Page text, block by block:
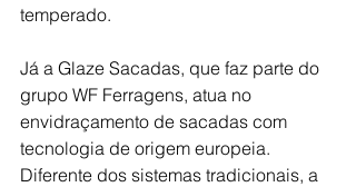
temperado.
Já a Glaze Sacadas, que faz parte do
grupo WF Ferragens, atua no
envidraçamento de sacadas com
tecnologia de origem europeia.
Diferente dos sistemas tradicionais, a